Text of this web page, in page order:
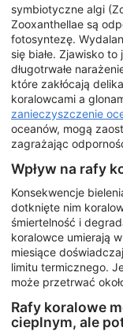
symbiotyczne algi
Zooxanthellae są
fotosyntezę.
się białe. Zjawisko to
długotrwałe
które zakłócają
koralowcami a
zanieczyszczenie
oceanów, mogą
zagrażając
Wpływ na rafy
Konsekwencje
dotknięte nim
śmiertelność i
koralowce umierają
miesiące
limitu termicznego.
może przetrwać
Rafy koralowe
cieplnym, ale